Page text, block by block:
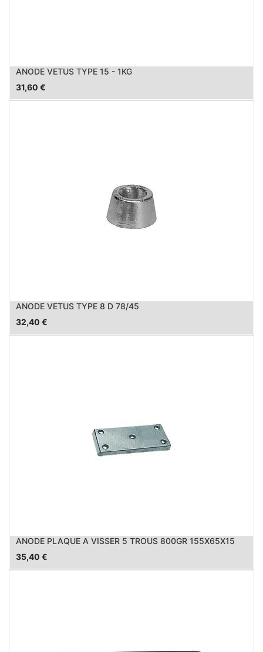
ANODE VETUS TYPE 15 - 1KG
31,60 €
ANODE VETUS TYPE 8 D 78/45
32,40 €
ANODE PLAQUE A VISSER 5 TROUS 800GR 155X65X15
35,40 €